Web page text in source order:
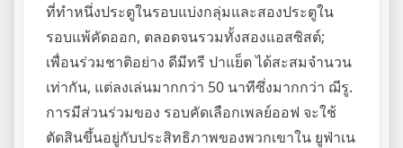
ที่ทำหนึ่งประตูในรอบแบ่งกลุ่มและสองประตูใน
รอบแพ้คัดออก, ตลอดจนรวมทั้งสองแอสซิสต์;
เพื่อนร่วมชาติอย่าง ดีมีทรี ปาแย็ต ได้สะสมจำนวน
เท่ากัน, แต่ลงเล่นมากกว่า 50 นาทีซึ่งมากกว่า ฌีรู.
การมีส่วนร่วมของ รอบคัดเลือกเพลย์ออฟ จะใช้
ตัดสินขึ้นอยู่กับประสิทธิภาพของพวกเขาใน ยูฟ่าเน